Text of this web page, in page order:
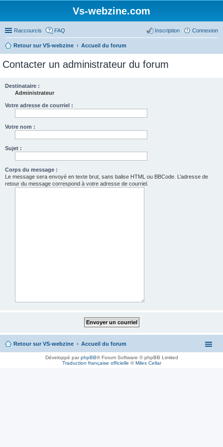
Vs-webzine.com
Raccourcis FAQ Connexion
Inscription
Retour sur VS-webzine Accueil du forum
Contacter un administrateur du forum
Destinataire :
Administrateur
Votre adresse de courriel :
Votre nom :
Sujet :
Corps du message :
Le message sera envoyé en texte brut, sans balise HTML ou BBCode. L’adresse de
retour du message correspond à votre adresse de courriel.
Retour sur VS-webzine Accueil du forum
Développé parphpBB® Forum Software © phpBB Limited
Traduction française officielle ©Miles Cellar